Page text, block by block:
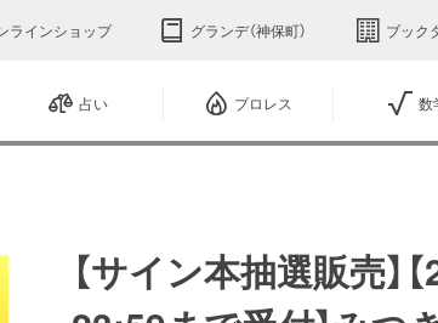
ラインショップ グランデ（神保町） ブック
占い プロレス 数
【サイン本抽選販売】